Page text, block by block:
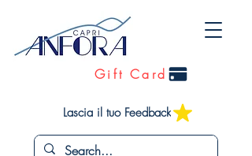
Gift Card
Lascia il tuo Feedback